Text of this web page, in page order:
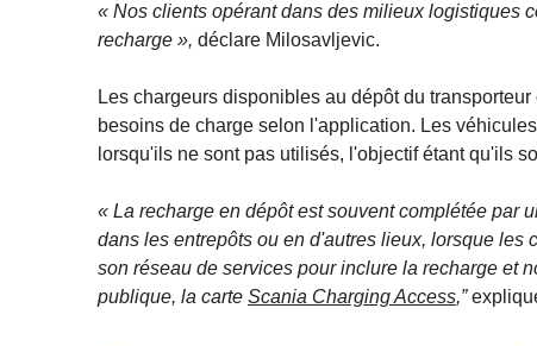
« Nos clients opérant dans des milieux logistiques
recharge », déclare Milosavljevic.
Les chargeurs disponibles au dépôt du
besoins de charge selon l'application. Les
lorsqu'ils ne sont pas utilisés, l'objectif étant qu'ils
« La recharge en dépôt est souvent complétée par
dans les entrepôts ou en d'autres lieux, lorsque
son réseau de services pour inclure la recharge et
publique, la carte Scania Charging Access,”